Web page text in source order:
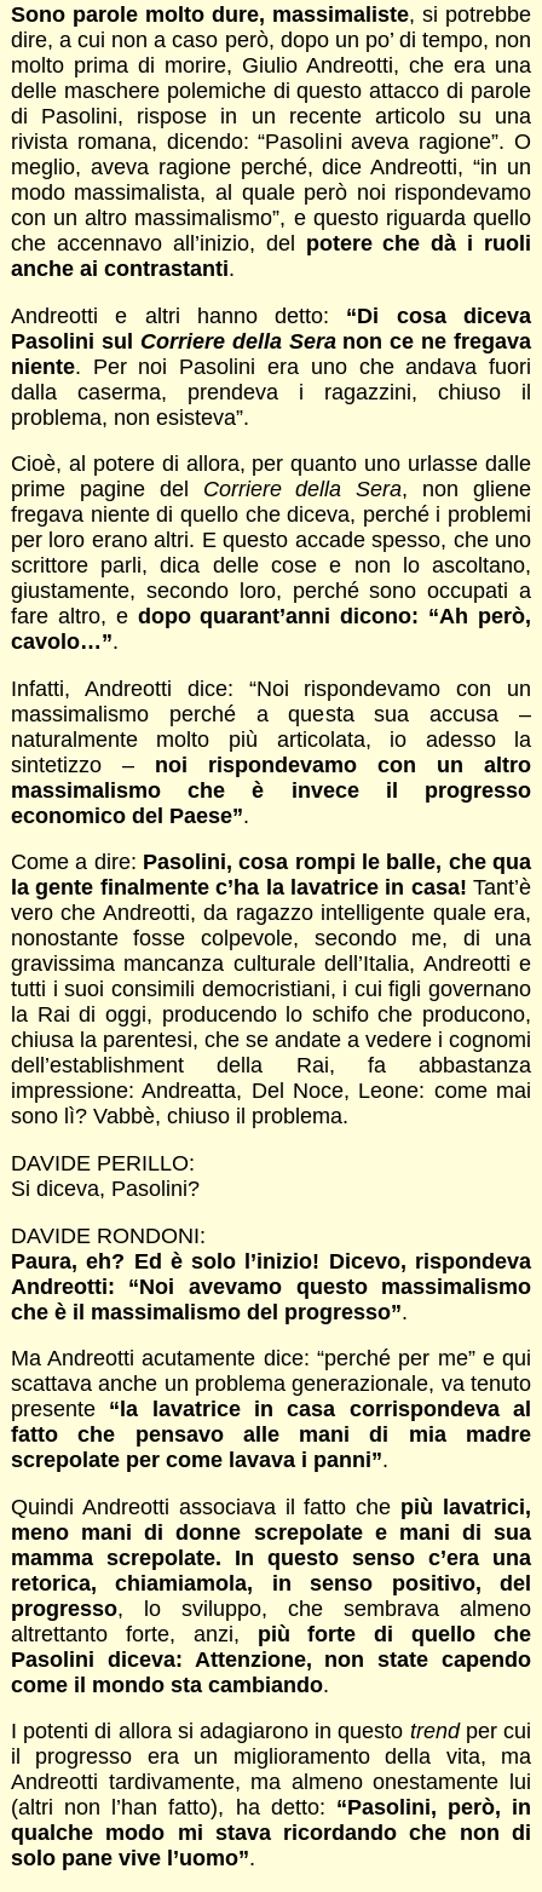
Sono parole molto dure, massimaliste, si potrebbe
dire, a cui non a caso però, dopo un po’ di tempo, non
molto prima di morire, Giulio Andreotti, che era una
delle maschere polemiche di questo attacco di parole
di Pasolini, rispose in un recente articolo su una
rivista romana, dicendo: “Pasolini aveva ragione”. O
meglio, aveva ragione perché, dice Andreotti, “in un
modo massimalista, al quale però noi rispondevamo
con un altro massimalismo”, e questo riguarda quello
che accennavo all’inizio, del potere che dà i ruoli
anche ai contrastanti.
Andreotti e altri hanno detto: “Di cosa diceva
Pasolini sul Corriere della Seranon ce ne fregava
niente. Per noi Pasolini era uno che andava fuori
dalla caserma, prendeva i ragazzini, chiuso il
problema, non esisteva”.
Cioè, al potere di allora, per quanto uno urlasse dalle
prime pagine del Corriere della Sera, non gliene
fregava niente di quello che diceva, perché i problemi
per loro erano altri. E questo accade spesso, che uno
scrittore parli, dica delle cose e non lo ascoltano,
giustamente, secondo loro, perché sono occupati a
fare altro, e dopo quarant’anni dicono: “Ah però,
cavolo…”.
Infatti, Andreotti dice: “Noi rispondevamo con un
massimalismo perché a questa sua accusa –
naturalmente molto più articolata, io adesso la
sintetizzo – noi rispondevamo con un altro
massimalismo che è invece il progresso
economico del Paese”.
Come a dire: Pasolini, cosa rompi le balle, che qua
la gente finalmente c’ha la lavatrice in casa! Tant’è
vero che Andreotti, da ragazzo intelligente quale era,
nonostante fosse colpevole, secondo me, di una
gravissima mancanza culturale dell’Italia, Andreotti e
tutti i suoi consimili democristiani, i cui figli governano
la Rai di oggi, producendo lo schifo che producono,
chiusa la parentesi, che se andate a vedere i cognomi
dell’establishment della Rai, fa abbastanza
impressione: Andreatta, Del Noce, Leone: come mai
sono lì? Vabbè, chiuso il problema.
DAVIDE PERILLO:
Si diceva, Pasolini?
DAVIDE RONDONI:
Paura, eh? Ed è solo l’inizio! Dicevo, rispondeva
Andreotti: “Noi avevamo questo massimalismo
che è il massimalismo del progresso”.
Ma Andreotti acutamente dice: “perché per me” e qui
scattava anche un problema generazionale, va tenuto
presente “la lavatrice in casa corrispondeva al
fatto che pensavo alle mani di mia madre
screpolate per come lavava i panni”.
Quindi Andreotti associava il fatto che più lavatrici,
meno mani di donne screpolate e mani di sua
mamma screpolate. In questo senso c’era una
retorica, chiamiamola, in senso positivo, del
progresso, lo sviluppo, che sembrava almeno
altrettanto forte, anzi, più forte di quello che
Pasolini diceva: Attenzione, non state capendo
come il mondo sta cambiando.
I potenti di allora si adagiarono in questo trendper cui
il progresso era un miglioramento della vita, ma
Andreotti tardivamente, ma almeno onestamente lui
(altri non l’han fatto), ha detto: “Pasolini, però, in
qualche modo mi stava ricordando che non di
solo pane vive l’uomo”.